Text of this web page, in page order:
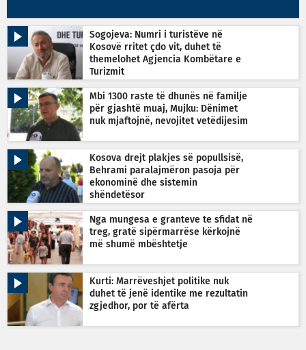
Sogojeva: Numri i turistëve në
Kosovë rritet çdo vit, duhet të
themelohet Agjencia Kombëtare e
Turizmit
Mbi 1300 raste të dhunës në familje
për gjashtë muaj, Mujku: Dënimet
nuk mjaftojnë, nevojitet vetëdijesim
Kosova drejt plakjes së popullsisë,
Behrami paralajmëron pasoja për
ekonominë dhe sistemin
shëndetësor
Nga mungesa e granteve te sfidat në
treg, gratë sipërmarrëse kërkojnë
më shumë mbështetje
Kurti: Marrëveshjet politike nuk
duhet të jenë identike me rezultatin
zgjedhor, por të afërta